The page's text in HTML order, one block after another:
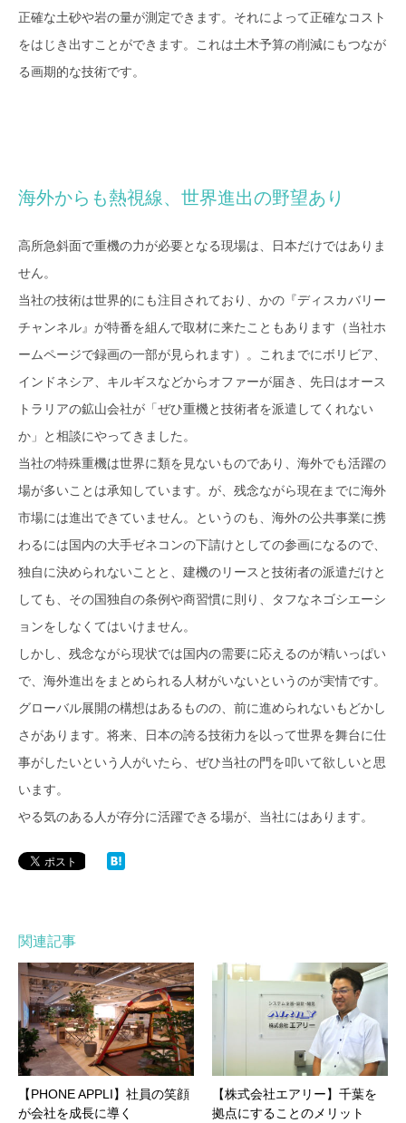
正確な土砂や岩の量が測定できます。それによって正確なコスト
をはじき出すことができます。これは土木予算の削減にもつなが
る画期的な技術です。
海外からも熱視線、世界進出の野望あり
高所急斜面で重機の力が必要となる現場は、日本だけではありま
せん。
当社の技術は世界的にも注目されており、かの『ディスカバリー
チャンネル』が特番を組んで取材に来たこともあります（当社ホ
ームページで録画の一部が見られます）。これまでにボリビア、
インドネシア、キルギスなどからオファーが届き、先日はオース
トラリアの鉱山会社が「ぜひ重機と技術者を派遣してくれない
か」と相談にやってきました。
当社の特殊重機は世界に類を見ないものであり、海外でも活躍の
場が多いことは承知しています。が、残念ながら現在までに海外
市場には進出できていません。というのも、海外の公共事業に携
わるには国内の大手ゼネコンの下請けとしての参画になるので、
独自に決められないことと、建機のリースと技術者の派遣だけと
しても、その国独自の条例や商習慣に則り、タフなネゴシエーシ
ョンをしなくてはいけません。
しかし、残念ながら現状では国内の需要に応えるのが精いっぱい
で、海外進出をまとめられる人材がいないというのが実情です。
グローバル展開の構想はあるものの、前に進められないもどかし
さがあります。将来、日本の誇る技術力を以って世界を舞台に仕
事がしたいという人がいたら、ぜひ当社の門を叩いて欲しいと思
います。
やる気のある人が存分に活躍できる場が、当社にはあります。
関連記事
【PHONE APPLI】社員の笑顔
が会社を成長に導く
【株式会社エアリー】千葉を
拠点にすることのメリット